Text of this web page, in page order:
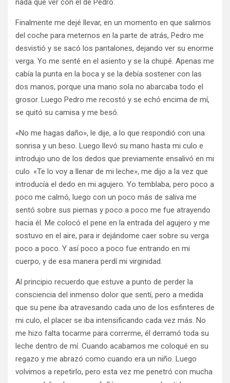
nada que ver con el de Pedro.
Finalmente me dejé llevar, en un momento en que salimos
del coche para meternos en la parte de atrás, Pedro me
desvistió y se sacó los pantalones, dejando ver su enorme
verga. Yo me senté en el asiento y se la chupé. Apenas me
cabía la punta en la boca y se la debía sostener con las
dos manos, porque una mano sola no abarcaba todo el
grosor. Luego Pedro me recostó y se echó encima de mí,
se quitó su camisa y me besó.
«No me hagas daño», le dije, a lo que respondió con una
sonrisa y un beso. Luego llevó su mano hasta mi culo e
introdujo uno de los dedos que previamente ensalivó en mi
culo. «Te lo voy a llenar de mi leche», me dijo a la vez que
introducía el dedo en mi agujero. Yo temblaba, pero poco a
poco me calmó, luego con un poco más de saliva me
sentó sobre sus piernas y poco a poco me fue atrayendo
hacia él. Me colocó el pene en la entrada del agujero y me
sostuvo en el aire, para ir dejándome caer sobre su verga
poco a poco. Y así poco a poco fue entrando en mi
cuerpo, y de esa manera perdí mi virginidad.
Al principio recuerdo que estuve a punto de perder la
consciencia del inmenso dolor que sentí, pero a medida
que su pene iba atravesando cada uno de los esfinteres de
mi culo, el placer se iba intensificando cada vez más. No
me hizo falta tocarme para correrme, él derramó toda su
leche dentro de mí. Cuando acabamos me coloqué en su
regazo y me abrazó como cuando era un niño. Luego
volvimos a repetirlo, pero esta vez me penetró con mucha